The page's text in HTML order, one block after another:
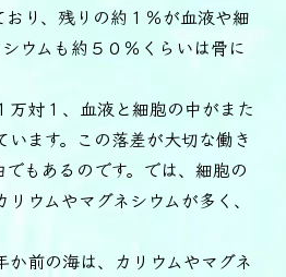
り、残りの約１％が血液や細
ウムも約５０％くらいは骨に
対１、血液と細胞の中がまた
ます。この落差が大切な働き
もあるのです。では、細胞の
ウムやマグネシウムが多く、
前の海は、カリウムやマグネ